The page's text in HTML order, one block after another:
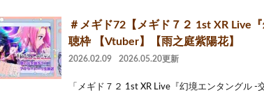
＃メギド72【メギド７２ 1st XR Live
聴枠 【Vtuber】【雨之庭紫陽花】
2026.02.09 2026.05.20更新
「メギド７２ 1st XR Live『幻境エンタングル